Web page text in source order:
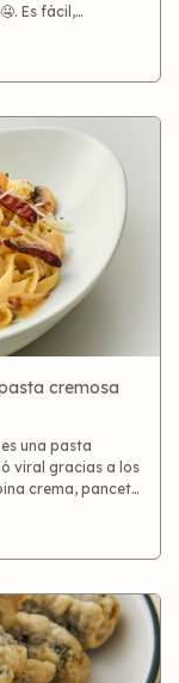
Es fácil,
cremosa
una pasta
viral gracias a los
crema, panceta